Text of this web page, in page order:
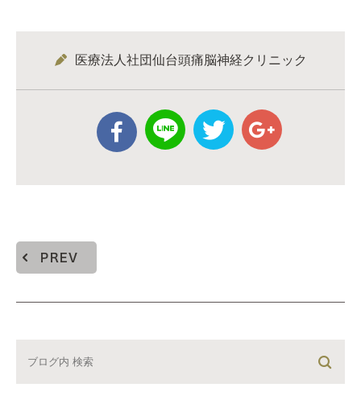
医療法人社団仙台頭痛脳神経クリニック
PREV